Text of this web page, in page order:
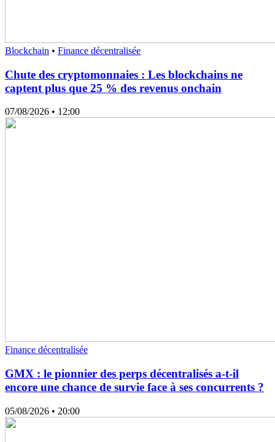
Blockchain • Finance décentralisée
Chute des cryptomonnaies : Les blockchains ne
captent plus que 25 % des revenus onchain
07/08/2026 • 12:00
Finance décentralisée
GMX : le pionnier des perps décentralisés a-t-il
encore une chance de survie face à ses concurrents ?
05/08/2026 • 20:00